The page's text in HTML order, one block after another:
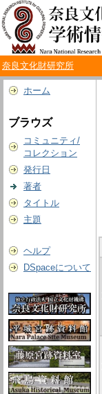
奈良文化財研究所
ホーム
ブラウズ
コミュニティ/
コレクション
発行日
著者
タイトル
主題
ヘルプ
DSpaceについて